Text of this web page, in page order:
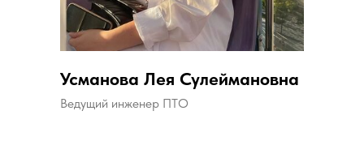
Усманова Лея Сулеймановна
Ведущий инженер ПТО